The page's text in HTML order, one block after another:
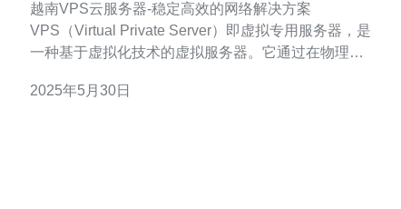
越南VPS云服务器-稳定高效的网络解决方案
VPS（Virtual Private Server）即虚拟专用服务器，是
一种基于虚拟化技术的虚拟服务器。它通过在物理服
拥有独立的操作系统和资源，可以实现与独立服务器
2025年5月30日